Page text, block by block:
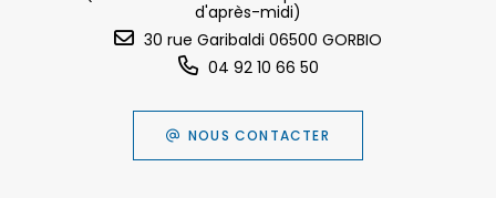
d'après-midi)
30 rue Garibaldi 06500 GORBIO
04 92 10 66 50
NOUS CONTACTER